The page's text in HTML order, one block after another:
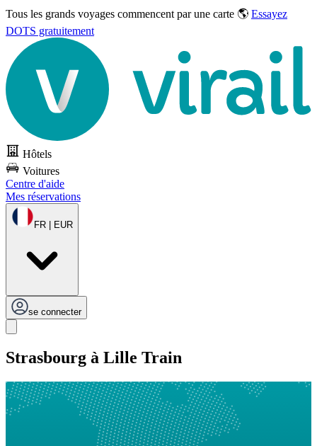
Tous les grands voyages commencent par une carte 🌎 Essayez
DOTS gratuitement
Hôtels
Voitures
Centre d'aide
Mes réservations
FR | EUR
se connecter
Strasbourg à Lille Train